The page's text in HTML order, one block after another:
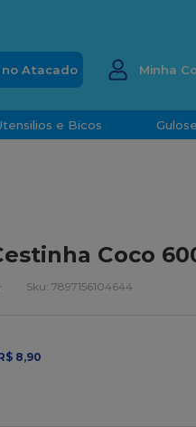
O ESPÍRITO SANTO
Minha
e Bicos
Coco
: 7897156104644
8,90